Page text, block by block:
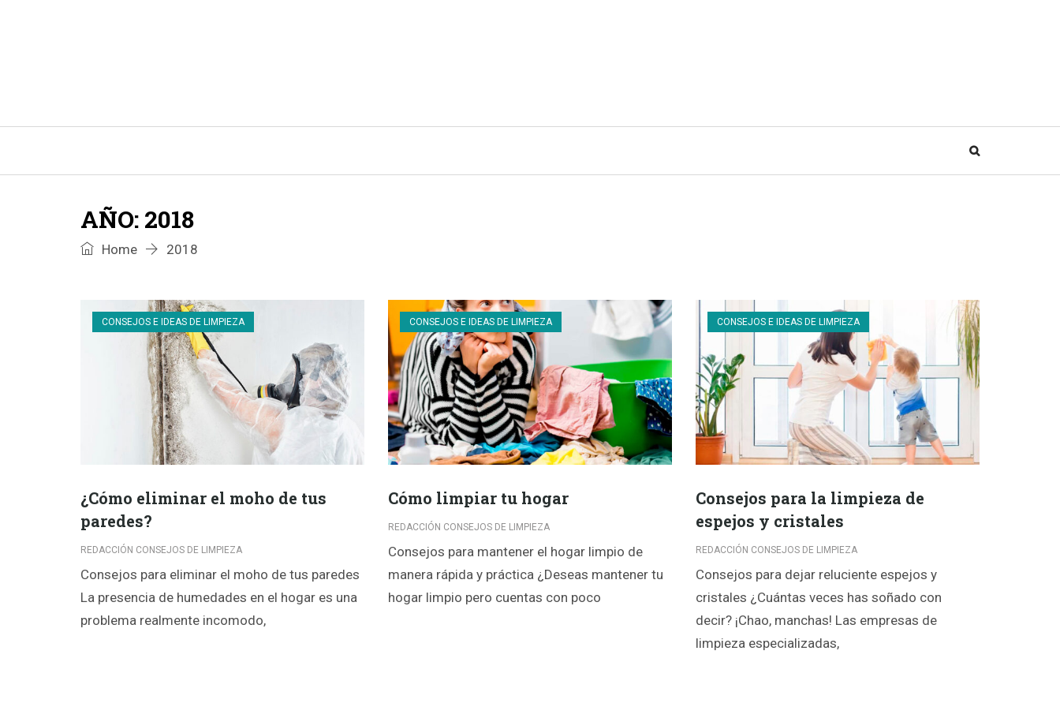
AÑO: 2018
Home 2018
CONSEJOS E IDEAS DE LIMPIEZA
¿Cómo eliminar el moho de tus
paredes?
REDACCIÓN CONSEJOS DE LIMPIEZA
Consejos para eliminar el moho de tus paredes
La presencia de humedades en el hogar es una
problema realmente incomodo,
CONSEJOS E IDEAS DE LIMPIEZA
Cómo limpiar tu hogar
REDACCIÓN CONSEJOS DE LIMPIEZA
Consejos para mantener el hogar limpio de
manera rápida y práctica ¿Deseas mantener tu
hogar limpio pero cuentas con poco
CONSEJOS E IDEAS DE LIMPIEZA
Consejos para la limpieza de
espejos y cristales
REDACCIÓN CONSEJOS DE LIMPIEZA
Consejos para dejar reluciente espejos y
cristales ¿Cuántas veces has soñado con
decir? ¡Chao, manchas! Las empresas de
limpieza especializadas,